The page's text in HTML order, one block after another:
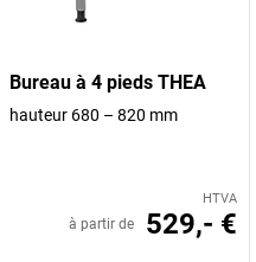
Bureau à 4 pieds THEA
hauteur 680 – 820 mm
HTVA
à partir de 529,- €